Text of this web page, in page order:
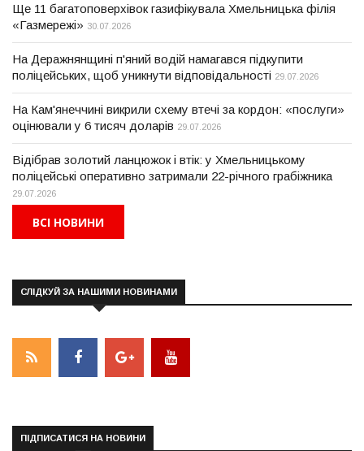
Ще 11 багатоповерхівок газифікувала Хмельницька філія
«Газмережі» 30.07.2026
На Деражнянщині п'яний водій намагався підкупити
поліцейських, щоб уникнути відповідальності 29.07.2026
На Кам'янеччині викрили схему втечі за кордон: «послуги»
оцінювали у 6 тисяч доларів 29.07.2026
Відібрав золотий ланцюжок і втік: у Хмельницькому
поліцейські оперативно затримали 22-річного грабіжника
29.07.2026
ВСІ НОВИНИ
СЛІДКУЙ ЗА НАШИМИ НОВИНАМИ
ПІДПИСАТИСЯ НА НОВИНИ